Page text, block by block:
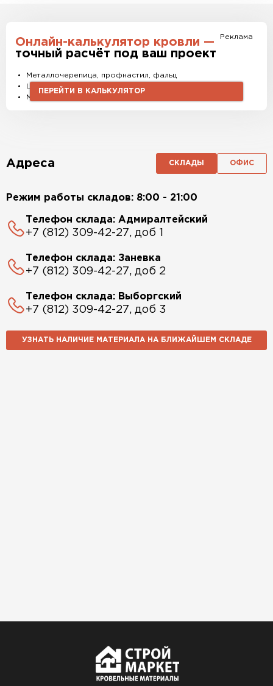
Реклама
Онлайн-калькулятор кровли —
точный расчёт под ваш проект
Металлочерепица, профнастил, фальц
Штакетник, водостоки и софиты
Материалы и комплектующие
ПЕРЕЙТИ В КАЛЬКУЛЯТОР
Адреса СКЛАДЫ ОФИС
Режим работы складов: 8:00 - 21:00
Телефон склада: Адмиралтейский
+7 (812) 309-42-27, доб 1
Телефон склада: Заневка
+7 (812) 309-42-27, доб 2
Телефон склада: Выборгский
+7 (812) 309-42-27, доб 3
УЗНАТЬ НАЛИЧИЕ МАТЕРИАЛА НА БЛИЖАЙШЕМ СКЛАДЕ